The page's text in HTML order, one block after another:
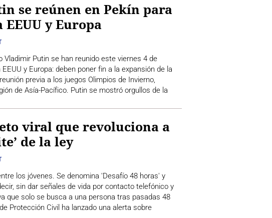
se reúnen en Pekín para
y Europa
Vladimir Putin se han reunido este viernes 4 de
y Europa: deben poner fin a la expansión de la
previa a los juegos Olimpios de Invierno,
de Asía-Pacífico. Putin se mostró orgullos de la
viral que revoluciona a
de la ley
los jóvenes. Se denomina 'Desafío 48 horas' y
sin dar señales de vida por contacto telefónico y
que solo se busca a una persona tras pasadas 48
Protección Civil ha lanzado una alerta sobre